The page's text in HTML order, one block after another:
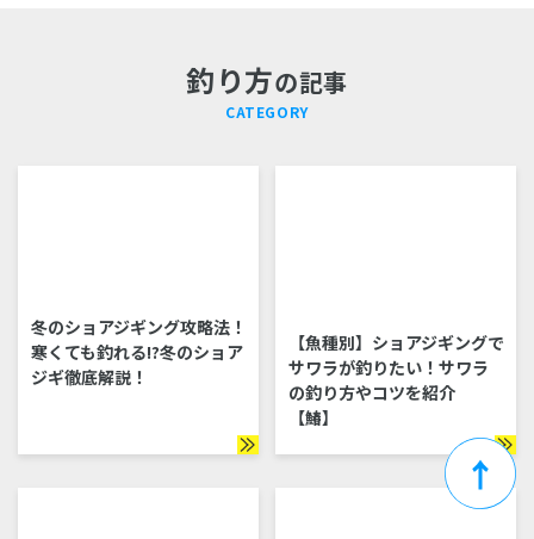
釣り方の記事
CATEGORY
冬のショアジギング攻略法！
寒くても釣れる!?冬のショア
ジギ徹底解説！
【魚種別】ショアジギングで
サワラが釣りたい！サワラ
の釣り方やコツを紹介
【鰆】